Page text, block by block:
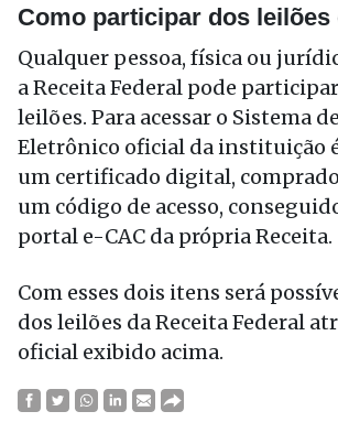
Como participar dos
Qualquer pessoa, física ou
a Receita Federal pode
leilões. Para acessar o Sistema
Eletrônico oficial da instituição
um certificado digital, comprado
um código de acesso,
portal e-CAC da própria Receita.
Com esses dois itens será
dos leilões da Receita Federal
oficial exibido acima.